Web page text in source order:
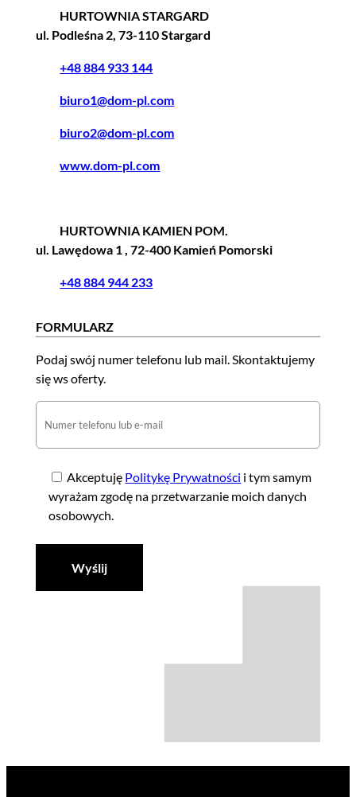
HURTOWNIA STARGARD
ul. Podleśna 2, 73-110 Stargard
+48 884 933 144
biuro1@dom-pl.com
biuro2@dom-pl.com
www.dom-pl.com
HURTOWNIA KAMIEN POM.
ul. Lawędowa 1 , 72-400 Kamień Pomorski
+48 884 944 233
FORMULARZ
Podaj swój numer telefonu lub mail. Skontaktujemy
się ws oferty.
Akceptuję Politykę Prywatności i tym samym
wyrażam zgodę na przetwarzanie moich danych
osobowych.